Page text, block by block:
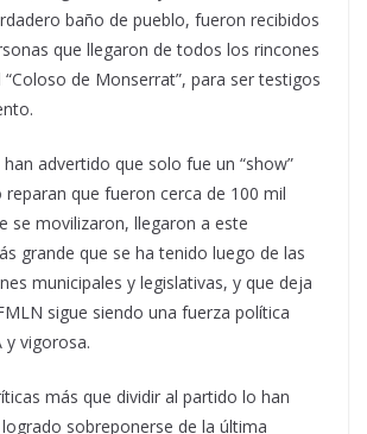
baño de pueblo, fueron recibidos
que llegaron de todos los rincones
“Coloso de Monserrat”, para ser testigos
advertido que solo fue un “show”
reparan que fueron cerca de 100 mil
se movilizaron, llegaron a este
grande que se ha tenido luego de las
municipales y legislativas, y que deja
sigue siendo una fuerza política
y vigorosa.
más que dividir al partido lo han
sobreponerse de la última